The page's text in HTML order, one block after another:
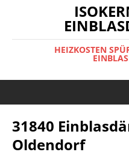
HEIZKOSTEN
31840
Oldendorf